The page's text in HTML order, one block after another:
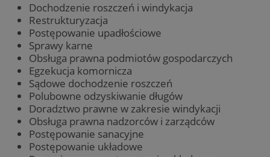
Dochodzenie roszczeń i windykacja
Restrukturyzacja
Postępowanie upadłościowe
Sprawy karne
Obsługa prawna podmiotów gospodarczych
Egzekucja komornicza
Sądowe dochodzenie roszczeń
Polubowne odzyskiwanie długów
Doradztwo prawne w zakresie windykacji
Obsługa prawna nadzorców i zarządców
Postępowanie sanacyjne
Postępowanie układowe